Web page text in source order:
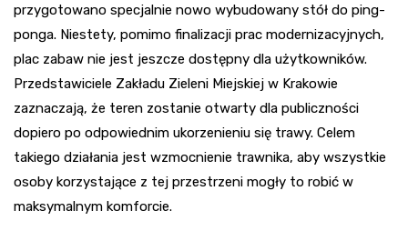
przygotowano specjalnie nowo wybudowany stół do ping-
ponga. Niestety, pomimo finalizacji prac modernizacyjnych,
plac zabaw nie jest jeszcze dostępny dla użytkowników.
Przedstawiciele Zakładu Zieleni Miejskiej w Krakowie
zaznaczają, że teren zostanie otwarty dla publiczności
dopiero po odpowiednim ukorzenieniu się trawy. Celem
takiego działania jest wzmocnienie trawnika, aby wszystkie
osoby korzystające z tej przestrzeni mogły to robić w
maksymalnym komforcie.